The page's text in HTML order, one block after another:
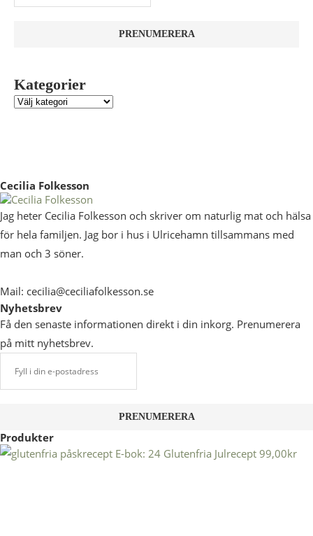
Kategorier
Cecilia Folkesson
Jag heter Cecilia Folkesson och skriver om naturlig mat och hälsa
för hela familjen. Jag bor i hus i Ulricehamn tillsammans med
man och 3 söner.
Mail: cecilia@ceciliafolkesson.se
Nyhetsbrev
Få den senaste informationen direkt i din inkorg. Prenumerera
på mitt nyhetsbrev.
Produkter
E-bok: 24 Glutenfria Julrecept 99,00kr